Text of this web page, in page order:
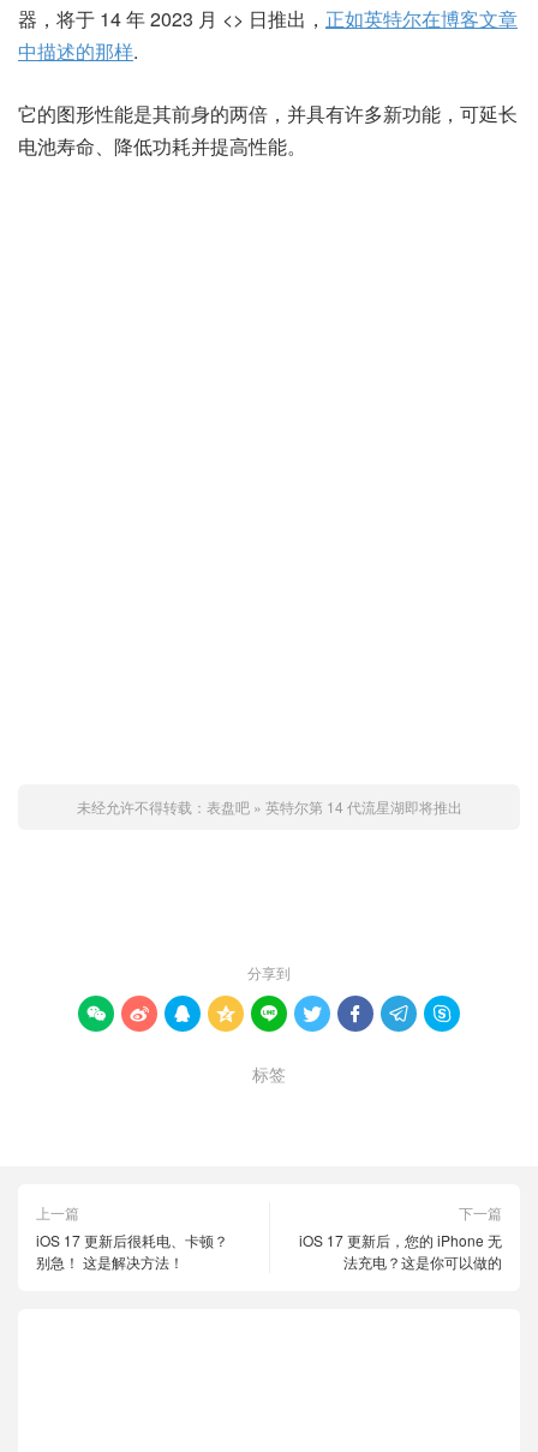
器，将于 14 年 2023 月 <> 日推出， 正如英特尔在博客文章
中描述的那样.
它的图形性能是其前身的两倍，并具有许多新功能，可延长
电池寿命、降低功耗并提高性能。
未经允许不得转载： 表盘吧» 英特尔第 14 代流星湖即将推出
分享到
        
标签
上一篇
iOS 17 更新后很耗电、卡顿？
别急！ 这是解决方法！
下一篇
iOS 17 更新后，您的 iPhone 无
法充电？这是你可以做的